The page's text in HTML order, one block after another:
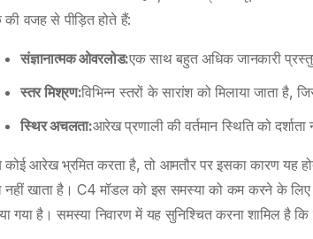
वजह से पीड़ित होते हैं:
संज्ञानात्मक ओवरलोड:एक साथ बहुत अधिक जानकारी
स्तर मिश्रण:विभिन्न स्तरों के सारांश को मिलाया जाता है,
स्थिर अचलता:आरेख प्रणाली की वर्तमान स्थिति को
आरेख भ्रमित करता है, तो आमतौर पर इसका कारण यह
खाता है। C4 मॉडल को इस समस्या को कम करने के लिए
गया है। समस्या निवारण में यह सुनिश्चित करना शामिल है